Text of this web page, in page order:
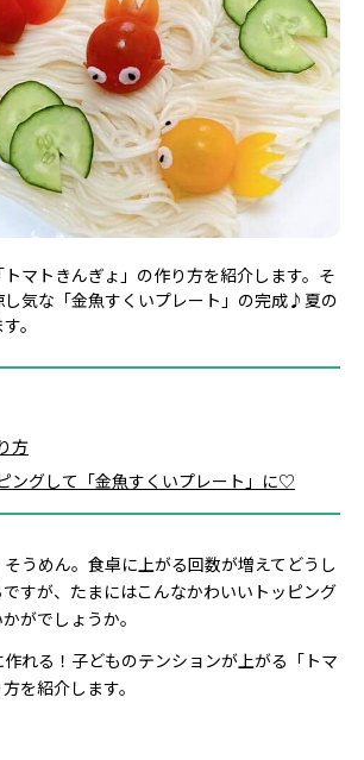
マトきんぎょ」の作り方を紹介します。そ
し気な「金魚すくいプレート」の完成♪夏の
。
方
ングして「金魚すくいプレート」に♡
うめん。食卓に上がる回数が増えてどうし
すが、たまにはこんなかわいいトッピング
がでしょうか。
れる！子どものテンションが上がる「トマ
を紹介します。